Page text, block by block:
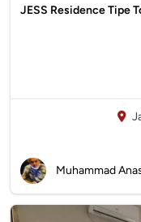
JESS Residence Tipe
Muhammad